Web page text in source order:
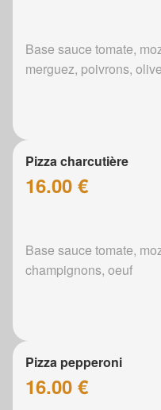
Base sauce tomate,
merguez, poivrons,
Pizza charcutière
16.00 €
Base sauce tomate,
champignons, oeuf
Pizza pepperoni
16.00 €